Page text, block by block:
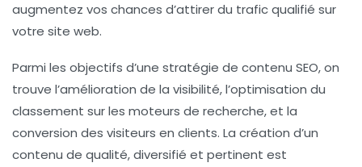
augmentez vos chances d’attirer du trafic qualifié sur
votre site web.
Parmi les objectifs d’une stratégie de contenu SEO, on
trouve l’amélioration de la visibilité, l’optimisation du
classement sur les moteurs de recherche, et la
conversion des visiteurs en clients. La création d’un
contenu de qualité, diversifié et pertinent est